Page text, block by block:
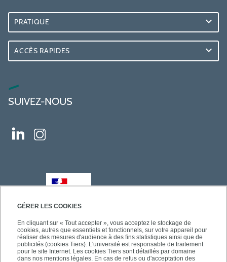
GÉRER LES COOKIES
En cliquant sur « Tout accepter », vous acceptez le stockage de
cookies, autres que essentiels et fonctionnels, sur votre appareil pour
réaliser des mesures d'audience à des fins statistiques ainsi que de
publicités (cookies Tiers). L'université est responsable de traitement
pour le site Internet. Les cookies Tiers sont détaillés par domaine
dans nos mentions légales. En cas de refus ou d'acceptation des
PRATIQUE
ACCÈS RAPIDES
SUIVEZ-NOUS